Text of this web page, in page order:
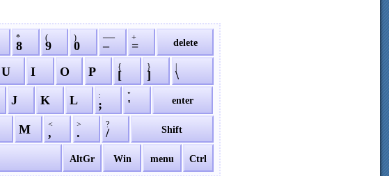
*
8
(
9
)
0
—
–
+
= delete
U I O P {
[
}
]
|
\
J K L :
;
"
' enter
M <
,
>
.
?
/ Shift
AltGr Win menu Ctrl